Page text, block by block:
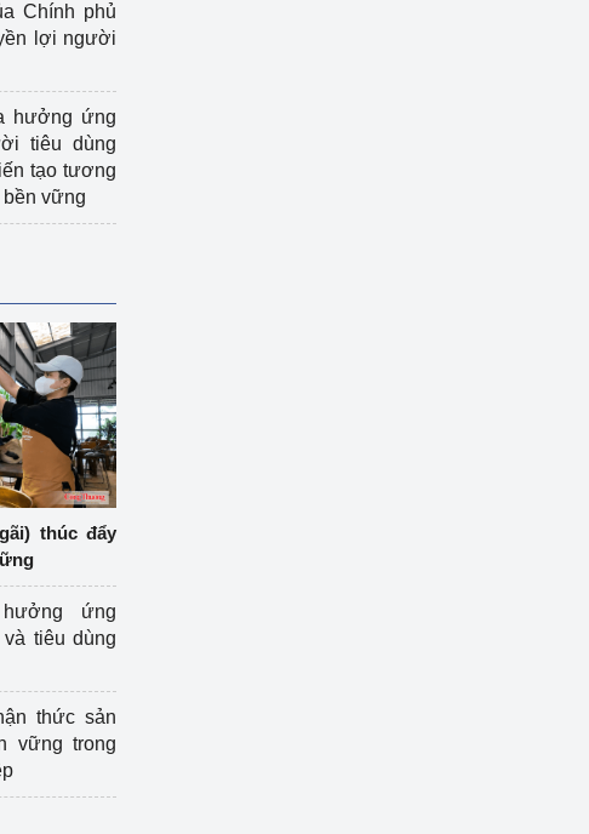
Chính phủ
lợi người
hưởng ứng
tiêu dùng
tạo tương
bền vững
thúc đẩy
ứng
tiêu dùng
thức sản
vững trong